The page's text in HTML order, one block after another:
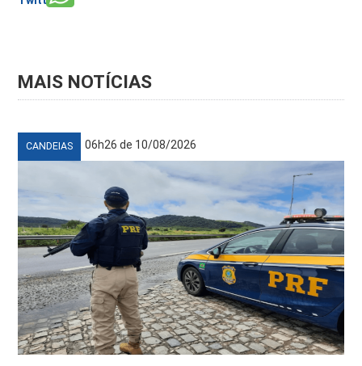
MAIS NOTÍCIAS
CANDEIAS 06h26 de 10/08/2026